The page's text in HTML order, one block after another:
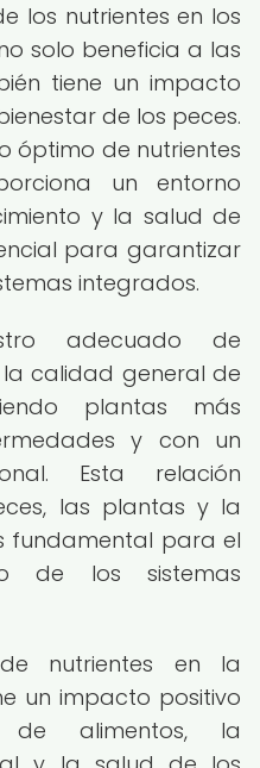
los nutrientes en los
solo beneficia a las
tiene un impacto
de los peces.
óptimo de nutrientes
un entorno
y la salud de
para garantizar
integrados.
adecuado de
calidad general de
plantas más
y con un
Esta relación
las plantas y la
fundamental para el
de los sistemas
nutrientes en la
un impacto positivo
alimentos, la